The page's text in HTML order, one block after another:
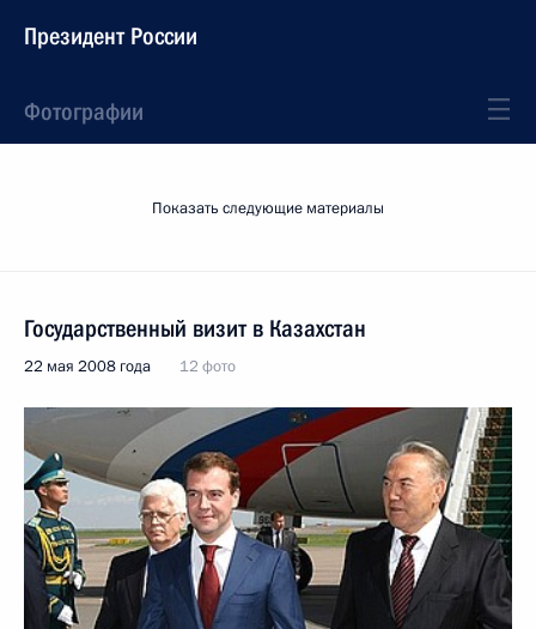
Президент России
Фотографии
Показать следующие материалы
Государственный визит в Казахстан
22 мая 2008 года 12 фото